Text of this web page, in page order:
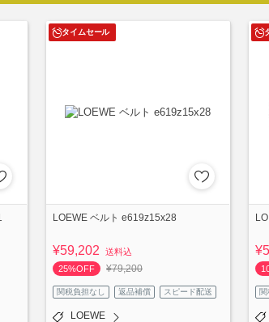
タイムセール
LOEWE ベルト e619z15x28
¥59,202
送料込
25%OFF
¥79,200
関税負担なし 返品補償 スピード配送
LOEWE
関